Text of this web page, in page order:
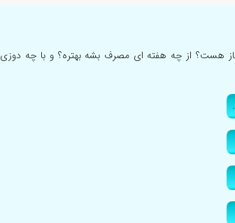
امگا۳ در بارداری مجاز هست؟ از چه هفته ای مصرف بشه بهتره؟ و با چه دوزی